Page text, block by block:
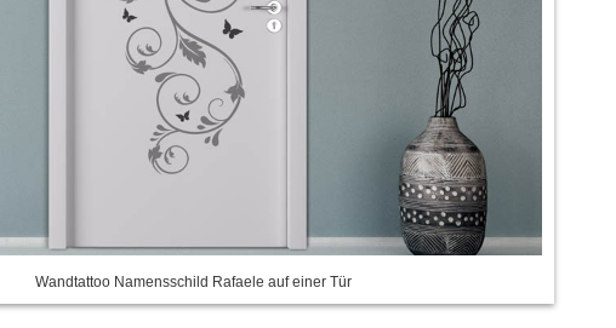
Wandtattoo Namensschild Rafaele auf einer Tür